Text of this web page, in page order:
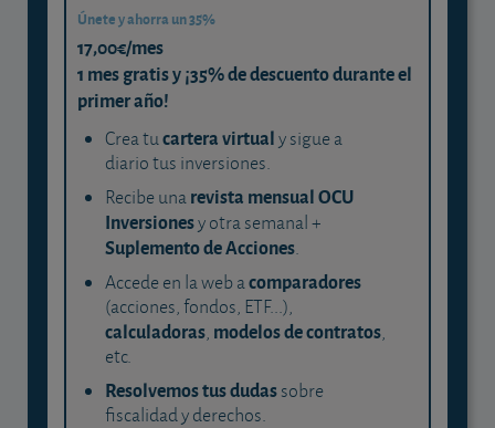
Únete y ahorra un 35%
17,00€/mes
1 mes gratis y ¡35% de descuento durante el
primer año!
Crea tucartera virtualy sigue a
diario tus inversiones.
Recibe unarevista mensual OCU
Inversionesy otra semanal +
Suplemento de Acciones.
Accede en la web acomparadores
(acciones, fondos, ETF...),
calculadoras, modelos de contratos,
etc.
Resolvemos tus dudassobre
fiscalidad y derechos.